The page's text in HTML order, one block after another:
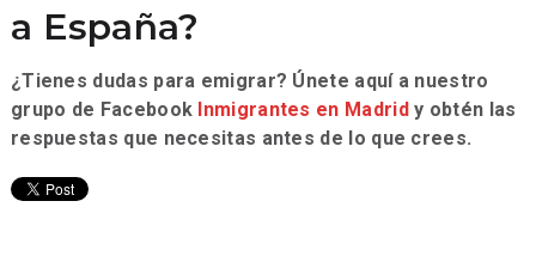
a España?
¿Tienes dudas para emigrar? Únete aquí a nuestro
grupo de Facebook Inmigrantes en Madridy obtén las
respuestas que necesitas antes de lo que crees.